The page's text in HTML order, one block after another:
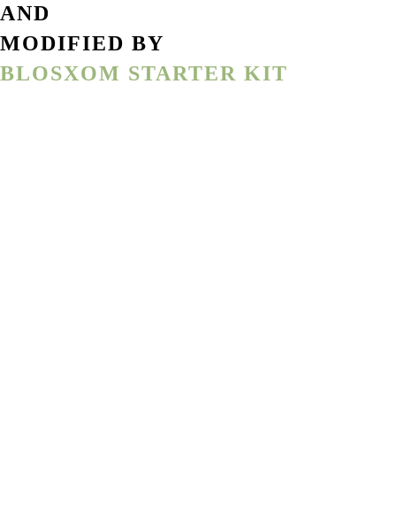
AND
MODIFIED BY
BLOSXOM STARTER KIT